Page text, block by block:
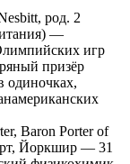
род. 2
—
игр
призёр
одиночках,
Baron Porter of
Йоркшир — 31